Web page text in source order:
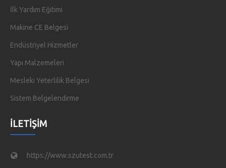
İlk Yardım Eğitimi
Makine CE Belgesi
Endüstriyel Hizmetler
Yapı Malzemeleri
Mesleki Yeterlilik Belgesi
Sistem Belgelendirme
İLETIŞIM
https://www.szutest.com.tr